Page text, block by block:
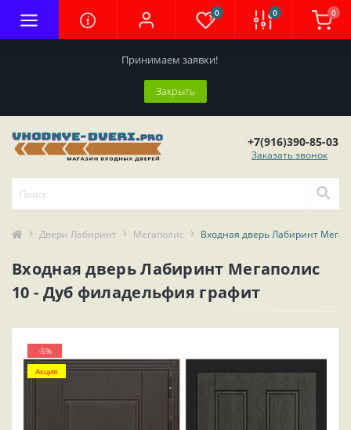
Принимаем заявки!
Закрыть
0 0 0
+7(916)390-85-03
Заказать звонок
Двери Лабиринт Мегаполис Входная дверь Лабиринт
Входная дверь Лабиринт Мегаполис
10 - Дуб филадельфия графит
-5%
Акция